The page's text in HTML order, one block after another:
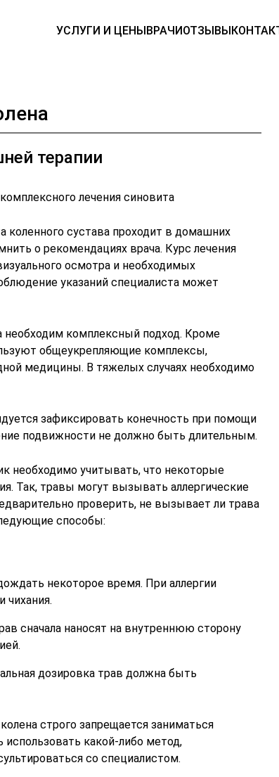
УСЛУГИ И ЦЕНЫВРАЧИОТЗЫВЫ
терапии
лечения синовита
коленного сустава проходит в домашних
о рекомендациях врача. Курс лечения
осмотра и необходимых
указаний специалиста может
необходим комплексный подход. Кроме
общеукрепляющие комплексы,
медицины. В тяжелых случаях необходимо
зафиксировать конечность при помощи
подвижности не должно быть длительным.
необходимо учитывать, что некоторые
Так, травы могут вызывать аллергические
проверить, не вызывает ли трава
способы:
некоторое время. При аллергии
чихания.
сначала наносят на внутреннюю сторону
дозировка трав должна быть
строго запрещается заниматься
какой-либо метод,
со специалистом.